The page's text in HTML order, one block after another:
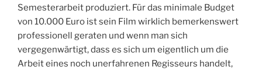
Semesterarbeit produziert. Für das minimale Budget
von 10.000 Euro ist sein Film wirklich bemerkenswert
professionell geraten und wenn man sich
vergegenwärtigt, dass es sich um eigentlich um die
Arbeit eines noch unerfahrenen Regisseurs handelt,